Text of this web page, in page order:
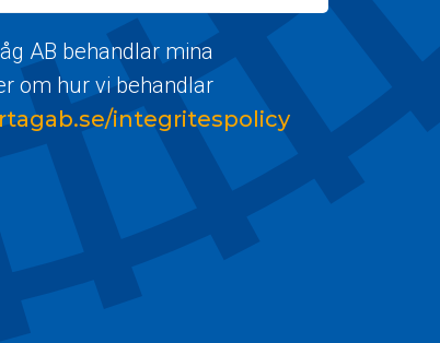
AB behandlar mina
om hur vi behandlar
integritespolicy